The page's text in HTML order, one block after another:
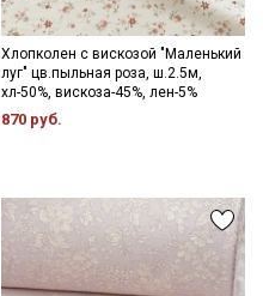
Хлопколен с вискозой "Маленький
луг" цв.пыльная роза, ш.2.5м,
хл-50%, вискоза-45%, лен-5%
870 руб.